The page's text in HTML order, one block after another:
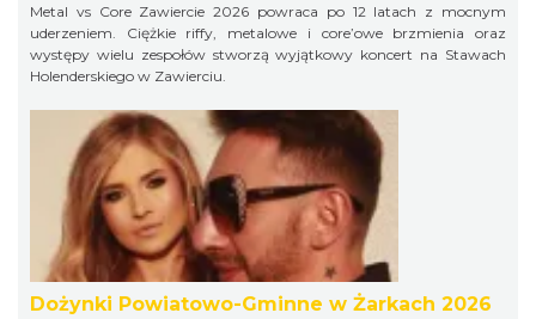
Metal vs Core Zawiercie 2026 powraca po 12 latach z mocnym
uderzeniem. Ciężkie riffy, metalowe i core’owe brzmienia oraz
występy wielu zespołów stworzą wyjątkowy koncert na Stawach
Holenderskiego w Zawierciu.
Dożynki Powiatowo-Gminne w Żarkach 2026